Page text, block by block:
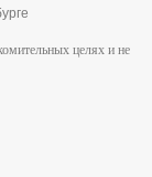
целях и не